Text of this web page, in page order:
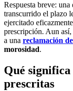
Respuesta breve:
transcurrido el plazo
ejercitado
prescripción. Aun así,
a una reclamación
morosidad.
Qué
prescritas